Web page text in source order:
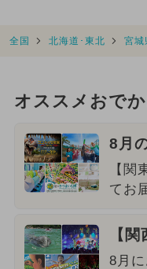
全国 北海道･東北 宮城
オススメおで
8月
【関
てお
【
8月